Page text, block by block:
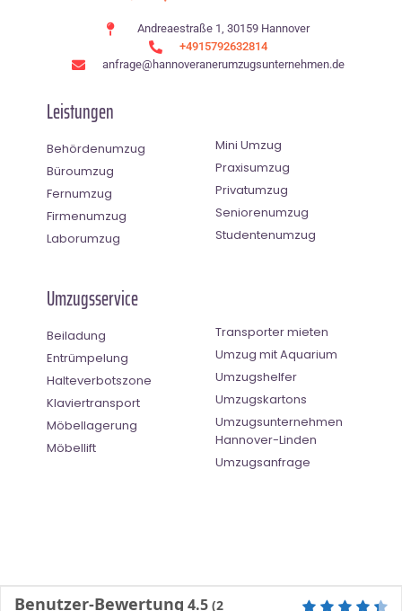
Andreaestraße 1, 30159 Hannover
+4915792632814
anfrage@hannoveranerumzugsunternehmen.de
Leistungen
Behördenumzug
Büroumzug
Fernumzug
Firmenumzug
Laborumzug
Mini Umzug
Praxisumzug
Privatumzug
Seniorenumzug
Studentenumzug
Umzugsservice
Beiladung
Entrümpelung
Halteverbotszone
Klaviertransport
Möbellagerung
Möbellift
Transporter mieten
Umzug mit Aquarium
Umzugshelfer
Umzugskartons
Umzugsunternehmen
Hannover-Linden
Umzugsanfrage
Benutzer-Bewertung 4.5 (2